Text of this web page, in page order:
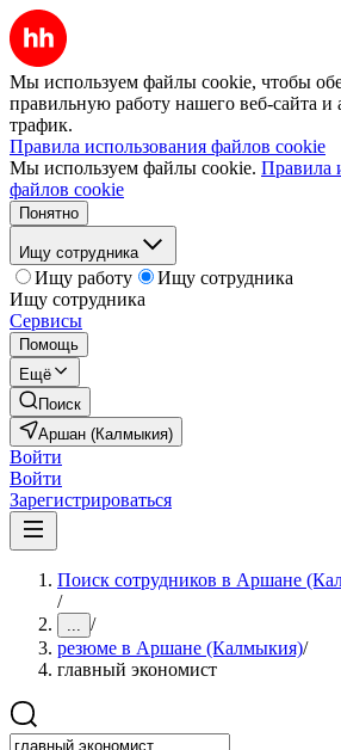
Мы используем файлы cookie, чтобы
правильную работу нашего веб-сайта и
трафик.
Правила использования файлов cookie
Мы используем файлы cookie. Правила
файлов cookie
Понятно
Ищу сотрудника
Ищу работу
Ищу сотрудника
Ищу сотрудника
Сервисы
Помощь
Ещё
Поиск
Аршан (Калмыкия)
Войти
Войти
Зарегистрироваться
Поиск сотрудников в Аршане
/
... /
резюме в Аршане (Калмыкия)/
главный экономист